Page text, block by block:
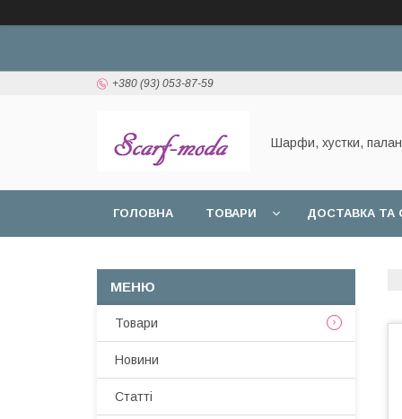
+380 (93) 053-87-59
Шарфи, хустки,
ГОЛОВНА ТОВАРИ ДОСТАВКА ТА
Товари
Новини
Статтi